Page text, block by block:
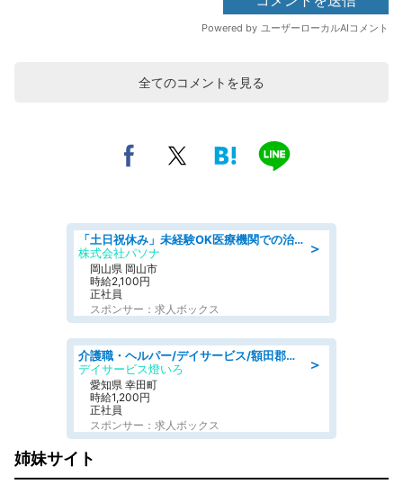
全てのコメントを見る
＞
「土日祝休み」未経験OK医療機関での治験コーディネーターのお仕事
株式会社パソナ
岡山県 岡山市
時給2,100円
正社員
スポンサー：求人ボックス
＞
介護職・ヘルパー/デイサービス/額田郡幸田町/JR東海道本線 幸田/愛知県
デイサービス燈いろ
愛知県 幸田町
時給1,200円
正社員
スポンサー：求人ボックス
姉妹サイト